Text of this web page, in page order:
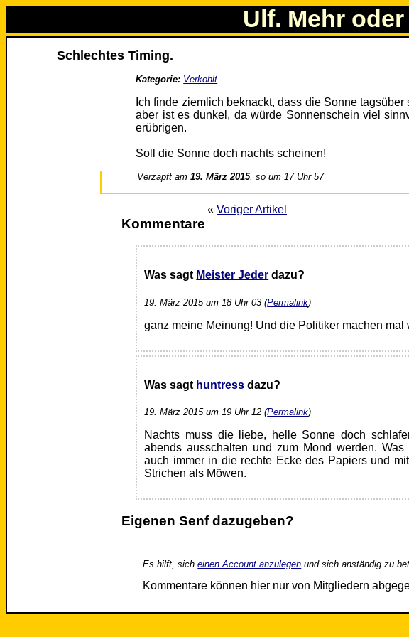
Ulf. Mehr
Schlechtes Timing.
Kategorie: Verkohlt
Ich finde ziemlich beknackt, dass die Sonne
aber ist es dunkel, da würde Sonnenschein viel
erübrigen.
Soll die Sonne doch nachts scheinen!
Verzapft am19. März 2015, so um 17 Uhr 57
« Voriger Artikel
Kommentare
Was sagt Meister Jeder dazu?
19. März 2015 um 18 Uhr 03 (Permalink)
ganz meine Meinung! Und die Politiker machen mal
Was sagt huntress dazu?
19. März 2015 um 19 Uhr 12 (Permalink)
Nachts muss die liebe, helle Sonne doch
abends ausschalten und zum Mond werden.
auch immer in die rechte Ecke des Papiers und
Strichen als Möwen.
Eigenen Senf dazugeben?
Es hilft, sicheinen Account anzulegen und sich anständig zu
Kommentare können hier nur von Mitgliedern